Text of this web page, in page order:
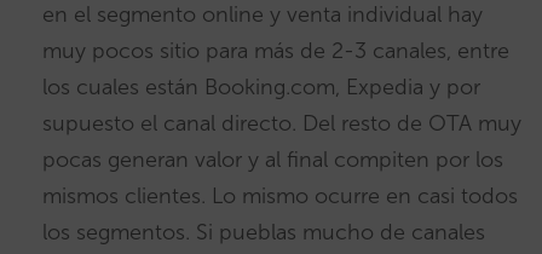
en el segmento online y venta individual hay
muy pocos sitio para más de 2-3 canales, entre
los cuales están Booking.com, Expedia y por
supuesto el canal directo. Del resto de OTA muy
pocas generan valor y al final compiten por los
mismos clientes. Lo mismo ocurre en casi todos
los segmentos. Si pueblas mucho de canales